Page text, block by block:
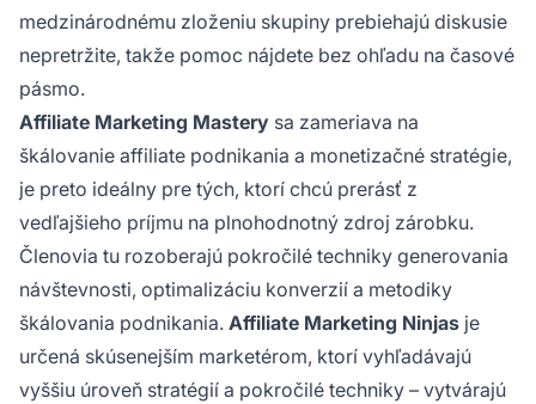
medzinárodnému zloženiu skupiny prebiehajú diskusie
nepretržite, takže pomoc nájdete bez ohľadu na časové
pásmo.
Affiliate Marketing Mastery sa zameriava na
škálovanie affiliate podnikania a monetizačné stratégie,
je preto ideálny pre tých, ktorí chcú prerásť z
vedľajšieho príjmu na plnohodnotný zdroj zárobku.
Členovia tu rozoberajú pokročilé techniky generovania
návštevnosti, optimalizáciu konverzií a metodiky
škálovania podnikania. Affiliate Marketing Ninjas je
určená skúsenejším marketérom, ktorí vyhľadávajú
vyššiu úroveň stratégií a pokročilé techniky – vytvárajú